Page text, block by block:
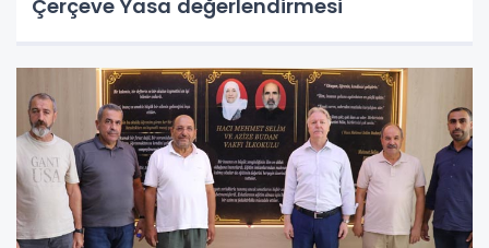
Çerçeve Yasa değerlendirmesi